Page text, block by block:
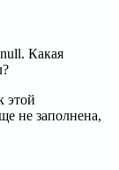
Какая
этой
не заполнена,